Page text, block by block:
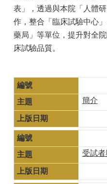
表」，透過與本院「人體
作，整合「臨床試驗中心
藥局」等單位，提升對全
床試驗品質。
簡介
受試